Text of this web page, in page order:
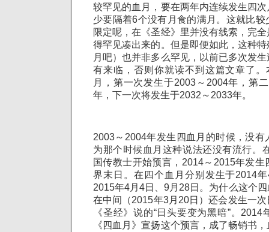
较罕见的血月，要在两年内连续发生四
少要隔着6个没有月食的满月。这就比
限定呢，在《圣经》里并没有线索，完
得罕见凑出来的。但是即便如此，这种
月吧）也并非多么罕见，以前已多次发
有来临，否则你就读不到这篇文章了
月，第一次发生于2003～2004年，第
年，下一次将发生于2032～2033年。
2003～2004年发生四血月的时候，没有
为那个时候血月这种说法还没有流行。
国传教士开始预言，2014～2015年发
界末日。在四个血月分别发生于2014
2015年4月4日、9月28日。为什么这个
在中间（2015年3月20日）还会发生一
《圣经》说的“日头要变为黑暗”。
《四血月》宣扬这个预言，成了畅销书